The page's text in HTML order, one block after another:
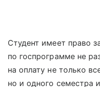
Студент имеет право
по госпрограмме не
на оплату не только
но и одного семестра